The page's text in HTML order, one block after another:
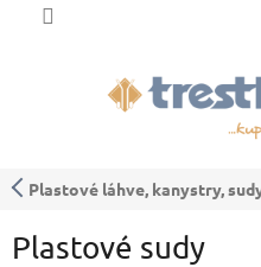
Plastové láhve, kanystry,
Plastové sudy